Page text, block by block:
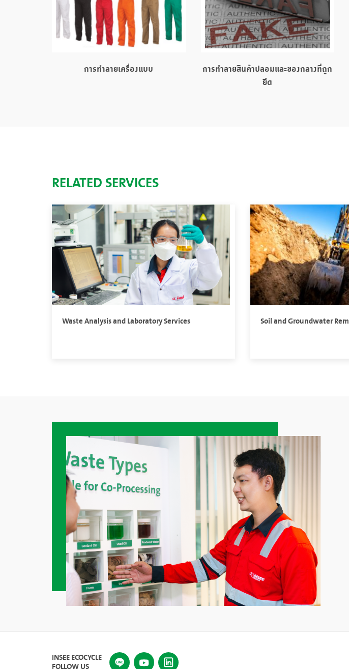
การทำลายเครื่องแบบ
การทำลายสินค้าปลอมและของกลางที่ถูก
ยึด
RELATED SERVICES
Waste Analysis and Laboratory Services Soil and Groundwater
INSEE ECOCYCLE
FOLLOW US